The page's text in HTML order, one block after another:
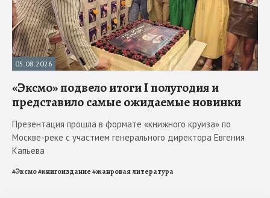
05.08.2026
«Эксмо» подвело итоги I полугодия и
представило самые ожидаемые новинки
Презентация прошла в формате «книжного круиза» по
Москве-реке с участием генерального директора Евгения
Капьева
#Эксмо#книгоиздание#жанровая литература